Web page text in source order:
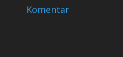
Komentar